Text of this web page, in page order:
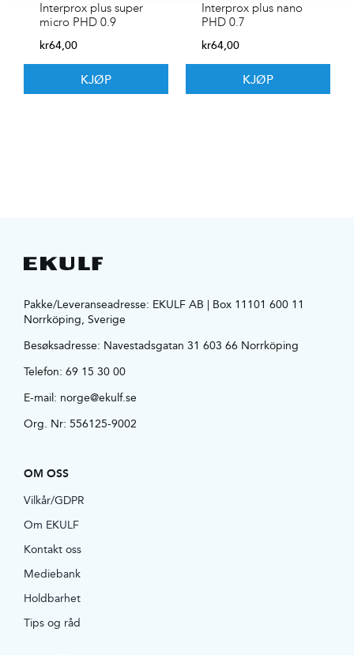
Interprox plus super
micro PHD 0.9
kr64,00
KJØP
Interprox plus nano
PHD 0.7
kr64,00
KJØP
Pakke/Leveranseadresse: EKULF AB | Box 11101 600 11
Norrköping, Sverige
Besøksadresse: Navestadsgatan 31 603 66 Norrköping
Telefon: 69 15 30 00
E-mail: norge@ekulf.se
Org. Nr: 556125-9002
OM OSS
Vilkår/GDPR
Om EKULF
Kontakt oss
Mediebank
Holdbarhet
Tips og råd